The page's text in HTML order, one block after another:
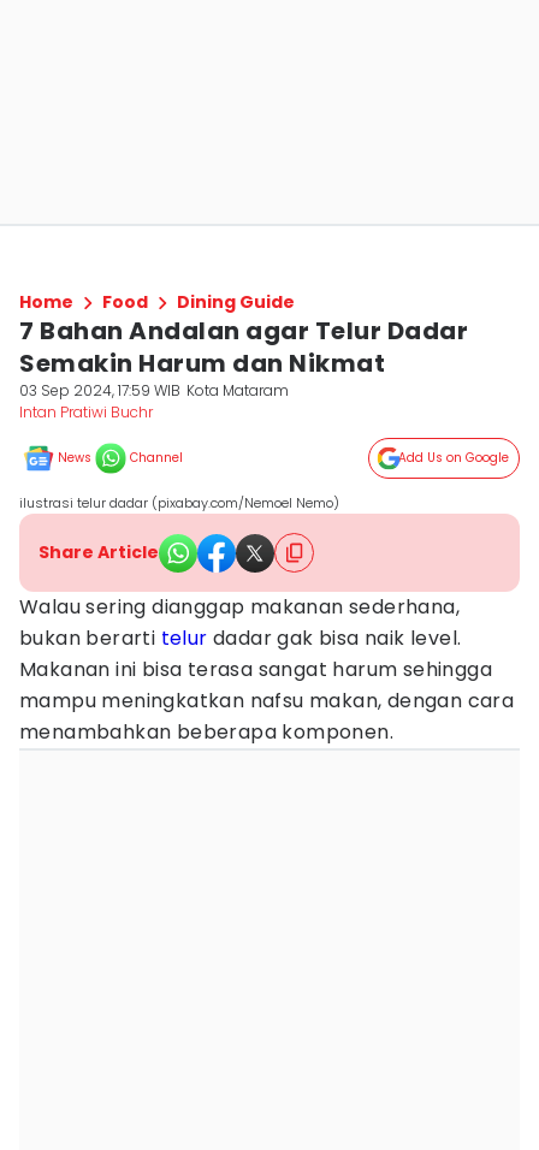
Home Food Dining Guide
7 Bahan Andalan agar Telur Dadar
Semakin Harum dan Nikmat
03 Sep 2024, 17:59 WIB Kota Mataram
Intan Pratiwi Buchr
News Channel Add Us on Google
ilustrasi telur dadar (pixabay.com/Nemoel Nemo)
Share Article
Walau sering dianggap makanan sederhana,
bukan berarti telur dadar gak bisa naik level.
Makanan ini bisa terasa sangat harum sehingga
mampu meningkatkan nafsu makan, dengan cara
menambahkan beberapa komponen.